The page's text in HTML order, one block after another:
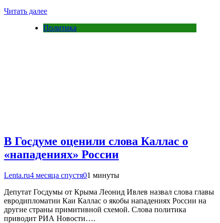
Читать далее
Политика
В Госдуме оценили слова Каллас о
«нападениях» России
Lenta.ru4 месяца спустя01 минуты
Депутат Госдумы от Крыма Леонид Ивлев назвал слова главы
евродипломатии Каи Каллас о якобы нападениях России на
другие страны примитивной схемой. Слова политика
приводит РИА Новости….